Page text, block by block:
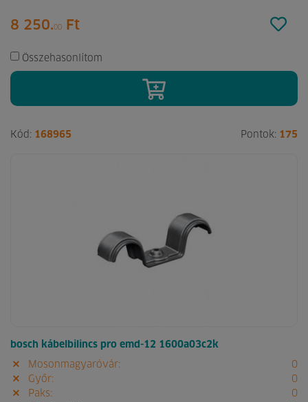
8 250.00 Ft
Összehasonlítom
Kód: 168965 Pontok: 175
bosch kábelbilincs pro emd-12 1600a03c2k
Mosonmagyaróvár:
0
Győr:
0
Paks:
0